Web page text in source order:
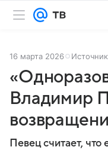
16 марта 2026
Владимир
Певец считает, что